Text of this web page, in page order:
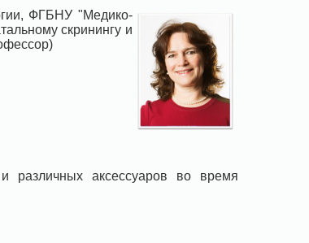
ФГБНУ "Медико-
скринингу и
различных аксессуаров во время